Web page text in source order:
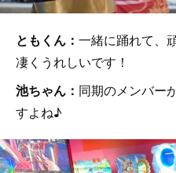
ともくん： 一緒に踊れて、
凄くうれしいです！
池ちゃん： 同期のメンバー
すよね♪